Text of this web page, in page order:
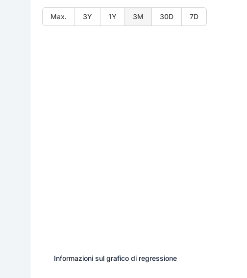
Max. 3Y 1Y 3M 30D 7D
Informazioni sul grafico di regressione